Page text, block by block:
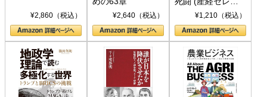
¥2,860（税込） ¥2,640（税込）
ト S 039)¥1,210（税込）